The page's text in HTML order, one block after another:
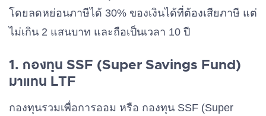
โดยลดหย่อนภาษีได้ 30% ของเงินได้ที่ต้องเสียภาษี แต่
ไม่เกิน 2 แสนบาท และถือเป็นเวลา 10 ปี
1. กองทุน SSF (Super Savings Fund)
มาแทน LTF
กองทุนรวมเพื่อการออม หรือ กองทุน SSF (Super